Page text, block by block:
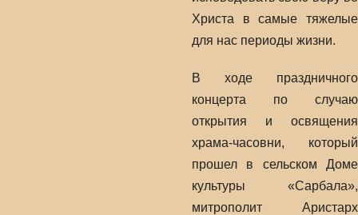
Христа в самые тяжелые
для нас периоды жизни.
В ходе праздничного
концерта по случаю
открытия и освящения
храма-часовни, который
прошел в сельском Доме
культуры «Сарбала»,
митрополит Аристарх